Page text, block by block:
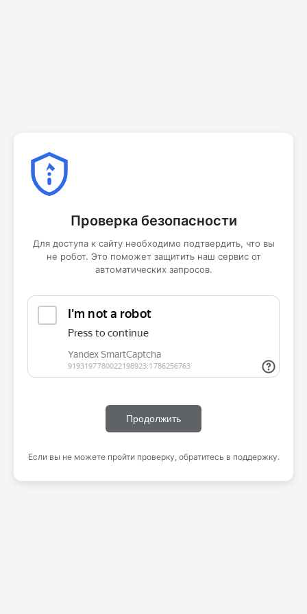
Проверка безопасности
Для доступа к сайту необходимо подтвердить, что вы
не робот. Это поможет защитить наш сервис от
автоматических запросов.
Продолжить
Если вы не можете пройти проверку, обратитесь в поддержку.